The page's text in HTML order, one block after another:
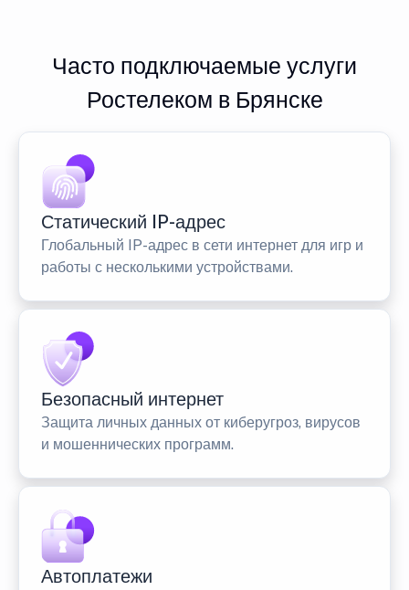
Часто подключаемые услуги
Ростелеком в Брянске
Статический IP-адрес
Глобальный IP-адрес в сети интернет для игр и
работы с несколькими устройствами.
Безопасный интернет
Защита личных данных от киберугроз, вирусов
и мошеннических программ.
Автоплатежи